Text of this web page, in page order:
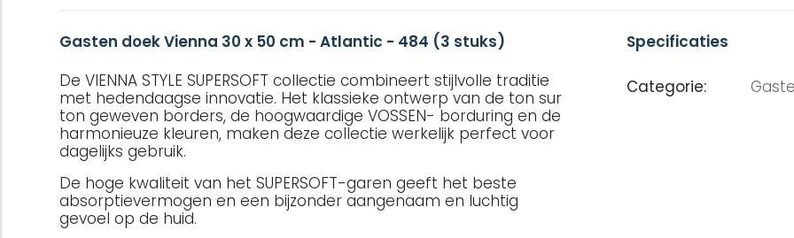
Gasten doek Vienna 30 x 50 cm - Atlantic - 484 (3 stuks)
De VIENNA STYLE SUPERSOFT collectie combineert stijlvolle traditie
met hedendaagse innovatie. Het klassieke ontwerp van de ton sur
ton geweven borders, de hoogwaardige VOSSEN- borduring en de
harmonieuze kleuren, maken deze collectie werkelijk perfect voor
dagelijks gebruik.
De hoge kwaliteit van het SUPERSOFT-garen geeft het beste
absorptievermogen en een bijzonder aangenaam en luchtig
gevoel op de huid.
Specificaties
Categorie: